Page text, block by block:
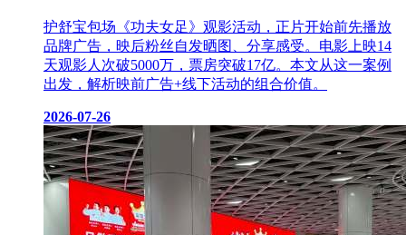
护舒宝包场《功夫女足》观影活动，正片开始前先播放
品牌广告，映后粉丝自发晒图、分享感受。电影上映14
天观影人次破5000万，票房突破17亿。本文从这一案例
出发，解析映前广告+线下活动的组合价值。
2026-07-26